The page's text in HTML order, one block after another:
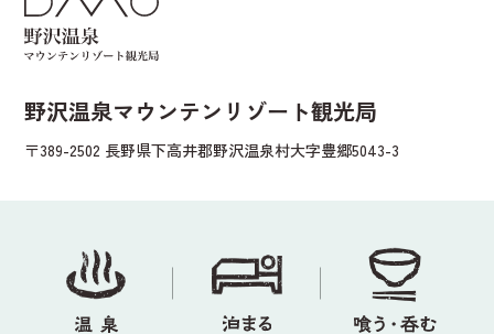
野沢温泉マウンテンリゾート観光局
〒389-2502 長野県下高井郡野沢温泉村大字豊郷5043-3